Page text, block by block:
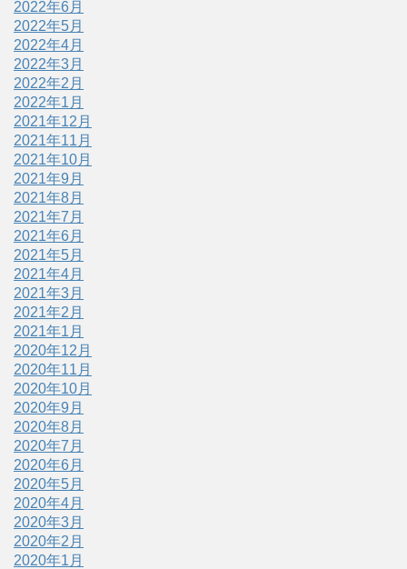
2022年6月
2022年5月
2022年4月
2022年3月
2022年2月
2022年1月
2021年12月
2021年11月
2021年10月
2021年9月
2021年8月
2021年7月
2021年6月
2021年5月
2021年4月
2021年3月
2021年2月
2021年1月
2020年12月
2020年11月
2020年10月
2020年9月
2020年8月
2020年7月
2020年6月
2020年5月
2020年4月
2020年3月
2020年2月
2020年1月